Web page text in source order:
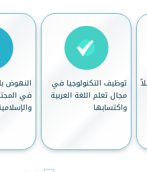
توظيف التكنولوجيا في
مجال تعلم اللغة العربية
واكتسابها
النهوض
في